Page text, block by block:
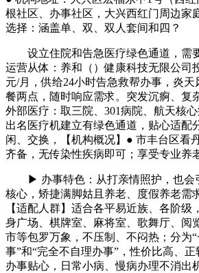
根社区、办事社区，大兴西红门周边家
选择：涵盖单、双、双人套间和四？
设立住院和告急医疗绿色通道，需
运营从体：养和（）健康科技无限公司
元/月，供给24小时告急救帮办事，炎
餐两点，随时响应需求。突发沉痾、复
外部医疗：取三院、301病院、航天核
出名医疗机建立有绿色通道，贴心适配
闲、交换，【机构概况】● 市丰台区看
齐备，无传染性疾病即可；享受专业养
▶ 办事特色：从打亲情照护，也会
核心，矫捷满脚姑且养老、度假养老需
【适配人群】适合各平易近族、各阶级
身广场、棋牌室、麻将室、歌舞厅、阅
市等包罗万象，不压制、不闷热；分为
事”和“完全不自理办事”，性价比高、正
办事贴心，日常小病、慢病办理不消